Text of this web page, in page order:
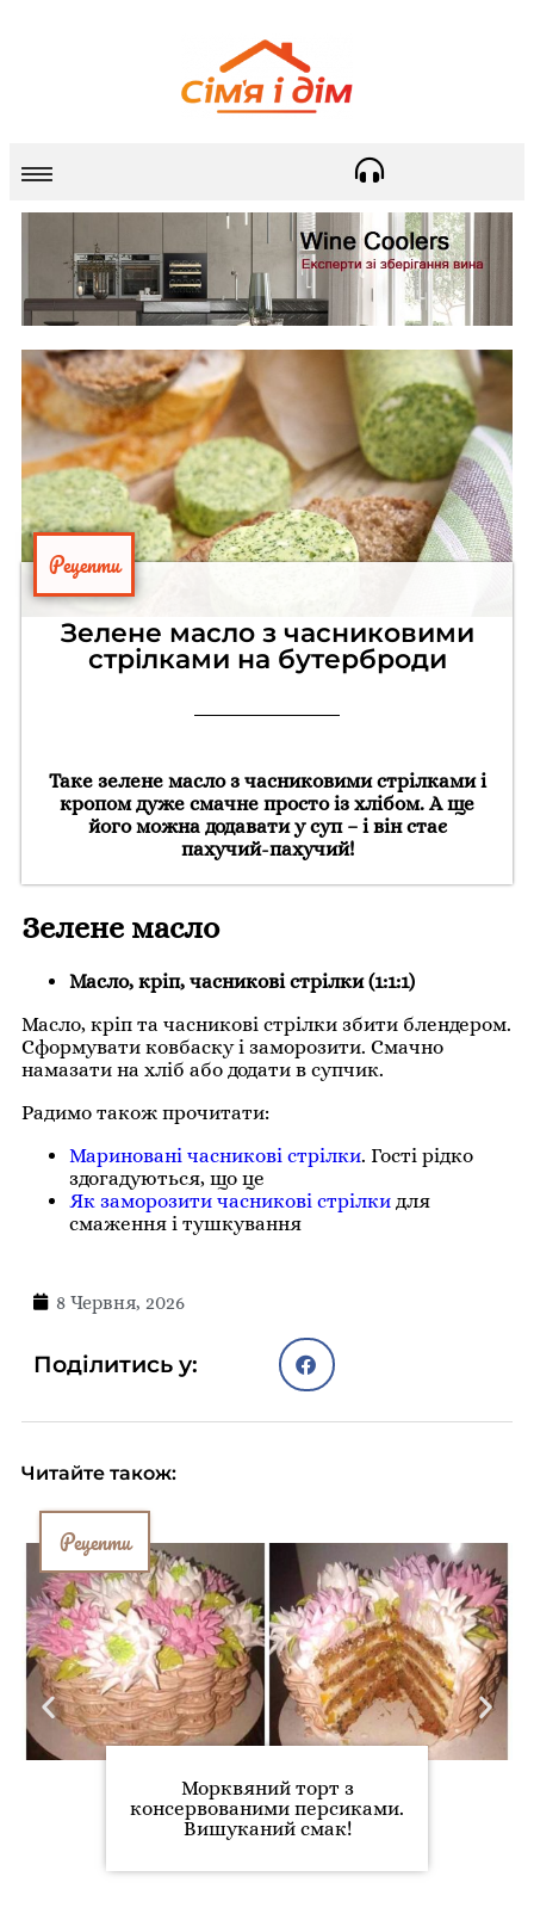
Рецепти
Зелене масло з часниковими
стрілками на бутерброди
Таке зелене масло з часниковими стрілками і
кропом дуже смачне просто із хлібом. А ще
його можна додавати у суп – і він стає
пахучий-пахучий!
Зелене масло
Масло, кріп, часникові стрілки (1:1:1)
Масло, кріп та часникові стрілки збити блендером.
Сформувати ковбаску і заморозити. Смачно
намазати на хліб або додати в супчик.
Радимо також прочитати:
Мариновані часникові стрілки. Гості рідко
здогадуються, що це
Як заморозити часникові стрілки для
смаження і тушкування
8 Червня, 2026
Поділитись у:
Читайте також:
Рецепти
Морквяний торт з
консервованими персиками.
Вишуканий смак!